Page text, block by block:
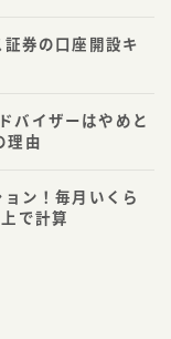
証券の口座開設キ
バイザーはやめと
理由
ン！毎月いくら
で計算